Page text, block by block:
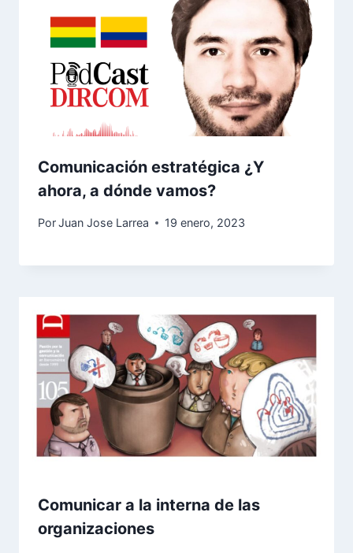
Comunicación estratégica ¿Y
ahora, a dónde vamos?
PorJuan Jose Larrea 19 enero, 2023
Comunicar a la interna de las
organizaciones